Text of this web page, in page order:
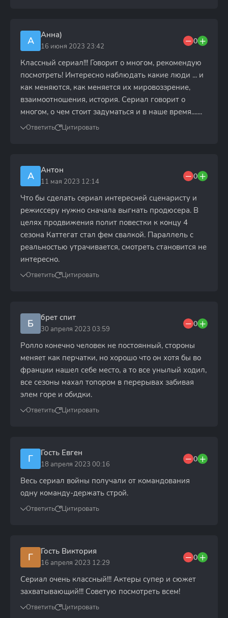
А Анна)
16 июня 2023 23:42
0
Классный сериал!!! Говорит о многом, рекомендую
посмотреть! Интересно наблюдать какие люди ... и
как меняются, как меняется их мировоззрение,
взаимоотношения, история. Сериал говорит о
многом, о чем стоит задуматься и в наше время.......
Ответить Цитировать
А Антон
11 мая 2023 12:14
0
Что бы сделать сериал интересней сценаристу и
режиссеру нужно сначала выгнать продюсера. В
целях продвижения полит повестки к концу 4
сезона Каттегат стал фем свалкой. Параллель с
реальностью утрачивается, смотреть становится не
интересно.
Ответить Цитировать
Б брет спит
30 апреля 2023 03:59
0
Ролло конечно человек не постоянный, стороны
меняет как перчатки, но хорошо что он хотя бы во
франции нашел себе место, а то все унылый ходил,
все сезоны махал топором в перерывах забивая
элем горе и обидки.
Ответить Цитировать
Г Гость Евген
18 апреля 2023 00:16
0
Весь сериал войны получали от командования
одну команду-держать строй.
Ответить Цитировать
Г Гость Виктория
16 апреля 2023 12:29
0
Сериал очень классный!!! Актеры супер и сюжет
захватывающий!!! Советую посмотреть всем!
Ответить Цитировать